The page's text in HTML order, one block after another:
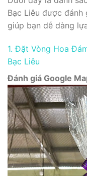
Bạc Liêu được
giúp bạn dễ dàng
1. Đặt Vòng Hoa
Bạc Liêu
Đánh giá Google